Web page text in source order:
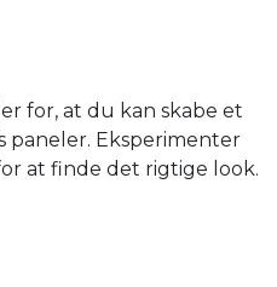
for, at du kan skabe et
Eksperimenter
at finde det rigtige look.